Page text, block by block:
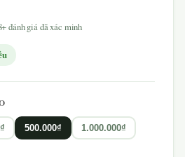
đánh giá đã xác minh
500.000₫ 1.000.000₫